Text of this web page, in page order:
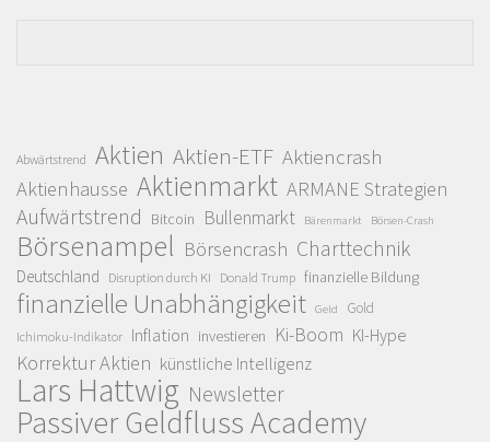
Abwärtstrend Aktien Aktien-ETF Aktiencrash
Aktienhausse Aktienmarkt ARMANE Strategien
Aufwärtstrend Bitcoin Bullenmarkt Bärenmarkt Börsen-Crash
Börsenampel Börsencrash Charttechnik
Deutschland Disruption durch KI Donald Trump finanzielle Bildung
finanzielle Unabhängigkeit Geld Gold
Ichimoku-Indikator Inflation investieren Ki-Boom KI-Hype
Korrektur Aktien künstliche Intelligenz
Lars Hattwig Newsletter
Passiver Geldfluss Academy